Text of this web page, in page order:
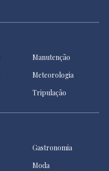
Manutenção
Meteorologia
Tripulação
Gastronomia
Moda